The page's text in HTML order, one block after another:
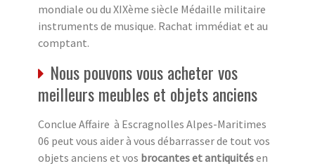
mondiale ou du XIXème siècle Médaille militaire
instruments de musique. Rachat immédiat et au
comptant.
Nous pouvons vous acheter vos
meilleurs meubles et objets anciens
Conclue Affaire à Escragnolles Alpes-Maritimes
06 peut vous aider à vous débarrasser de tout vos
objets anciens et vos brocantes et antiquitésen